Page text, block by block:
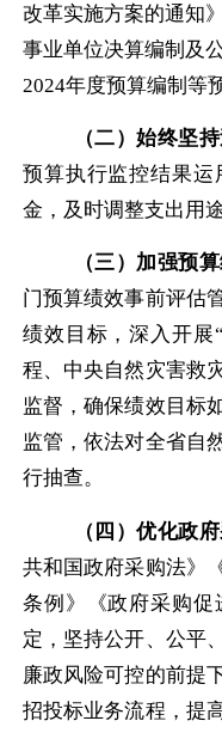
改革实施方案的通知
事业单位决算编制及
2024年度预算编制等
（二）始终坚
预算执行监控结果运
金，及时调整支出用
（三）加强预
门预算绩效事前评估
绩效目标，深入开展
程、中央自然灾害救
监督，确保绩效目标
监管，依法对全省自
行抽查。
（四）优化政
共和国政府采购法》
条例》《政府采购
定，坚持公开、公平
廉政风险可控的前提
招投标业务流程，提